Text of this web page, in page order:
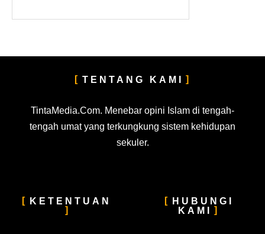
TENTANG KAMI
TintaMedia.Com. Menebar opini Islam di tengah-
tengah umat yang terkungkung sistem kehidupan
sekuler.
KETENTUAN
HUBUNGI
KAMI